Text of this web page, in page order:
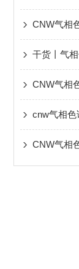
cnw气相色
CNW气相